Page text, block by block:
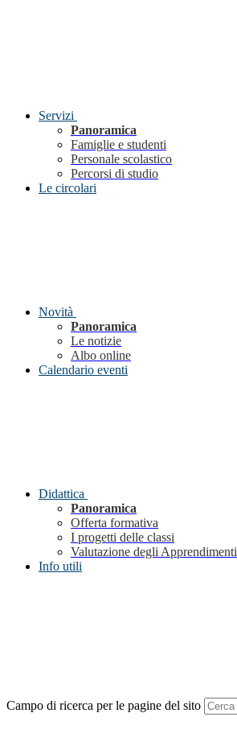
Servizi
Panoramica
Famiglie e studenti
Personale scolastico
Percorsi di studio
Le circolari
Novità
Panoramica
Le notizie
Albo online
Calendario eventi
Didattica
Panoramica
Offerta formativa
I progetti delle classi
Valutazione degli Apprendimenti
Info utili
Campo di ricerca per le pagine del sito